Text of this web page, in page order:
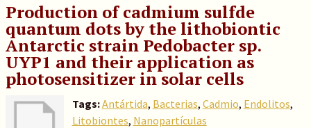
Production of cadmium sulfde
quantum dots by the lithobiontic
Antarctic strain Pedobacter sp.
UYP1 and their application as
photosensitizer in solar cells
Tags:Antártida, Bacterias, Cadmio, Endolitos,
Litobiontes, Nanopartículas